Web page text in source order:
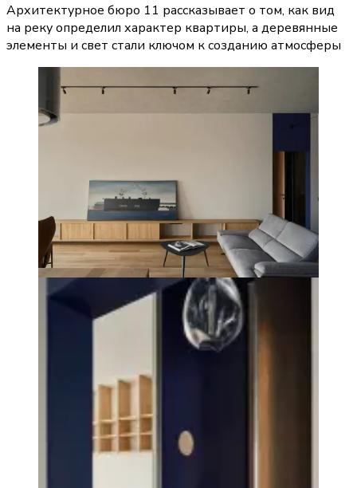
Архитектурное бюро 11 рассказывает о том, как вид
на реку определил характер квартиры, а деревянные
элементы и свет стали ключом к созданию атмосферы